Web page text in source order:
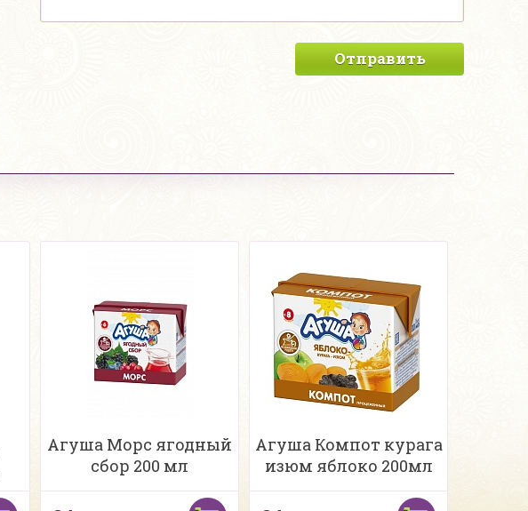
Отправить
Агуша Морс ягодный
сбор 200 мл
Агуша Компот курага
изюм яблоко 200мл